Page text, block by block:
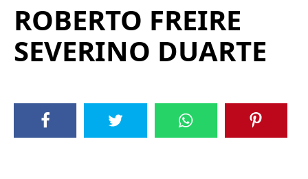
ROBERTO FREIRE
SEVERINO DUARTE